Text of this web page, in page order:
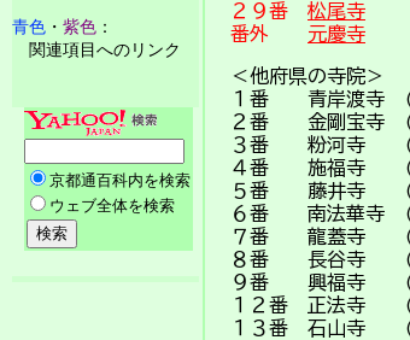
２９番 松尾寺 (
番外 元慶寺 (
＜他府県の寺院＞
１番 青岸渡寺 (
２番 金剛宝寺 (
３番 粉河寺 (
４番 施福寺 (
５番 藤井寺 (
６番 南法華寺 (
７番 龍蓋寺 (
８番 長谷寺
９番 興福寺 (
１２番 正法寺
１３番 石山寺
青色 ・ 紫色 ：
関連項目へのリンク